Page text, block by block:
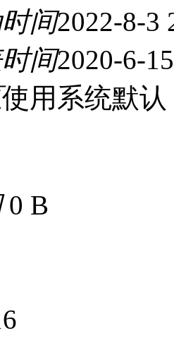
间2022-8-3
间2020-6-
使用系统默认
0 B